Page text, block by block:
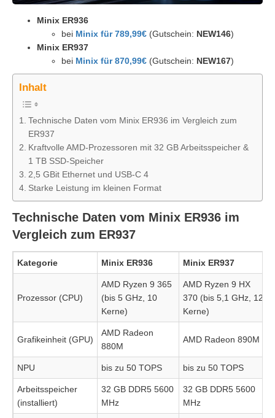
Minix ER936
bei Minix für 789,99€ (Gutschein: NEW146)
Minix ER937
bei Minix für 870,99€ (Gutschein: NEW167)
Inhalt
Technische Daten vom Minix ER936 im Vergleich zum
ER937
Kraftvolle AMD-Prozessoren mit 32 GB Arbeitsspeicher &
1 TB SSD-Speicher
2,5 GBit Ethernet und USB-C 4
Starke Leistung im kleinen Format
Technische Daten vom Minix ER936 im
Vergleich zum ER937
Kategorie Minix ER936 Minix ER937
Prozessor (CPU)
AMD Ryzen 9 365
(bis 5 GHz, 10
Kerne)
AMD Ryzen 9 HX
370 (bis 5,1 GHz, 12
Kerne)
Grafikeinheit (GPU)
AMD Radeon
880M
AMD Radeon 890M
NPU bis zu 50 TOPS bis zu 50 TOPS
Arbeitsspeicher
(installiert)
32 GB DDR5 5600
MHz
32 GB DDR5 5600
MHz